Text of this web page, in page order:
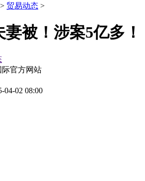
> 贸易动态 >
被！涉案5亿多！
际官方网站
04-02 08:00